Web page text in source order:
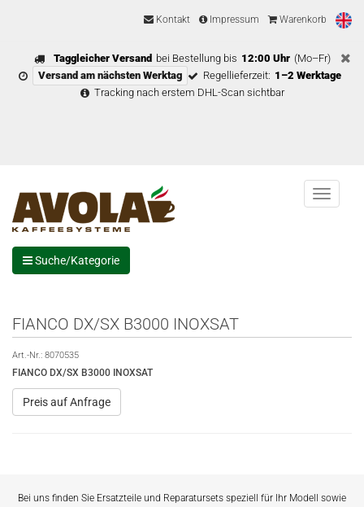
Kontakt Impressum Warenkorb
Taggleicher Versand bei Bestellung bis 12:00 Uhr (Mo–Fr)
Versand am nächsten Werktag
Regellieferzeit: 1–2 Werktage
Tracking nach erstem DHL-Scan sichtbar
Menu
Suche/Kategorie
FIANCO DX/SX B3000 INOXSAT
Art.-Nr.: 8070535
FIANCO DX/SX B3000 INOXSAT
Preis auf Anfrage
Bei uns finden Sie Ersatzteile und Reparatursets speziell für Ihr Modell sowie